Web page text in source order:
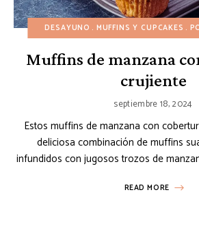
DESAYUNO MUFFINS Y CUPCAKES
Muffins de manzana
crujiente
septiembre 18, 2024
Estos muffins de manzana con
deliciosa combinación de muffins
infundidos con jugosos trozos de
READ MORE